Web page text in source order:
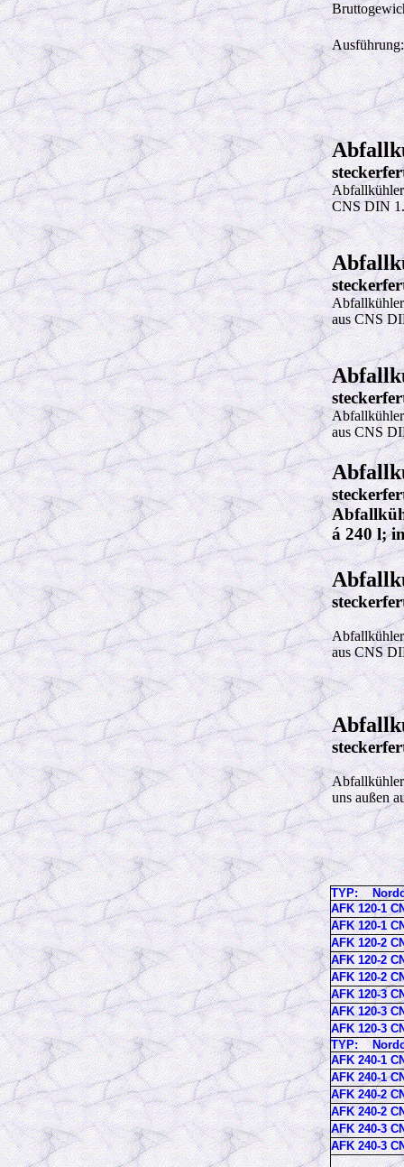
Ausführung:
CNS DIN
aus CNS
aus CNS
á 240 l;
aus CNS
uns außen
TYP:
AFK 120-1
AFK 120-1
AFK 120-2
AFK 120-2
AFK 120-2
AFK 120-3
AFK 120-3
AFK 120-3
TYP:
AFK 240-1
AFK 240-1
AFK 240-2
AFK 240-2
AFK 240-3
AFK 240-3